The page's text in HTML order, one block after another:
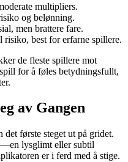
multipliers.
og belønning.
men brattere fare.
risiko, best for erfarne spillere.
de fleste spillere mot
for å føles betydningsfullt,
av Gangen
første steget ut på gridet.
lysglimt eller subtil
er i ferd med å stige.